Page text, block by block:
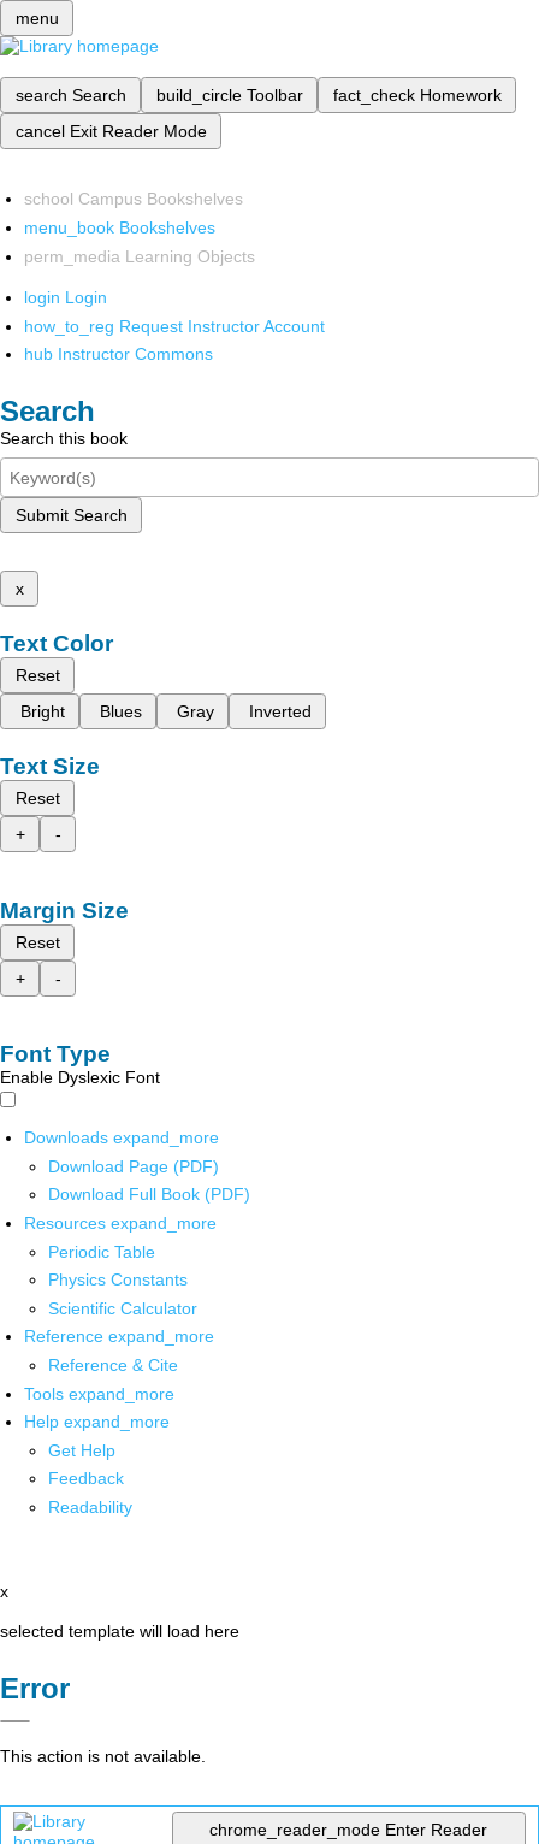
menu
search Search build_circle Toolbar fact_check Homework
cancel Exit Reader Mode
school Campus Bookshelves
menu_book Bookshelves
perm_media Learning Objects
login Login
how_to_reg Request Instructor Account
hub Instructor Commons
Search
Search this book
Submit Search
x
Text Color
Reset
Bright
Blues Gray Inverted
Text Size
Reset
+
-
Margin Size
Reset
+
-
Font Type
Enable Dyslexic Font
Downloads expand_more
Download Page (PDF)
Download Full Book (PDF)
Resources expand_more
Periodic Table
Physics Constants
Scientific Calculator
Reference expand_more
Reference & Cite
Tools expand_more
Help expand_more
Get Help
Feedback
Readability
x
selected template will load here
Error
This action is not available.
chrome_reader_mode Enter Reader